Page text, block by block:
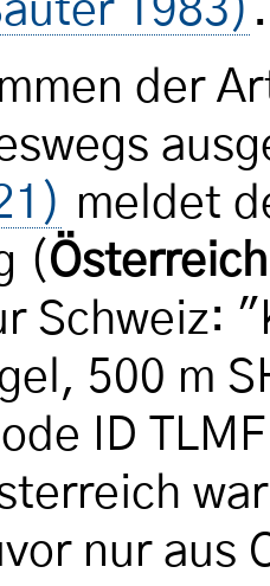
1983)
der
meldet
(Österreich
Schweiz:
500 m
ID
nur aus